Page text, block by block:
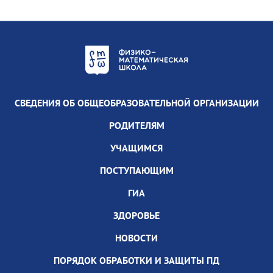
СВЕДЕНИЯ ОБ ОБЩЕОБРАЗОВАТЕЛЬНОЙ ОРГАНИЗАЦИИ
РОДИТЕЛЯМ
УЧАЩИМСЯ
ПОСТУПАЮЩИМ
ГИА
ЗДОРОВЬЕ
НОВОСТИ
ПОРЯДОК ОБРАБОТКИ И ЗАЩИТЫ ПД